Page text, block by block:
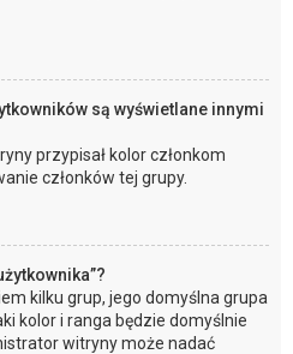
są wyświetlane innymi
przypisał kolor członkom
członków tej grupy.
kilku grup, jego domyślna grupa
kolor i ranga będzie domyślnie
witryny może nadać